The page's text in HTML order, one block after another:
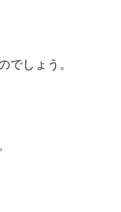
でしょう。